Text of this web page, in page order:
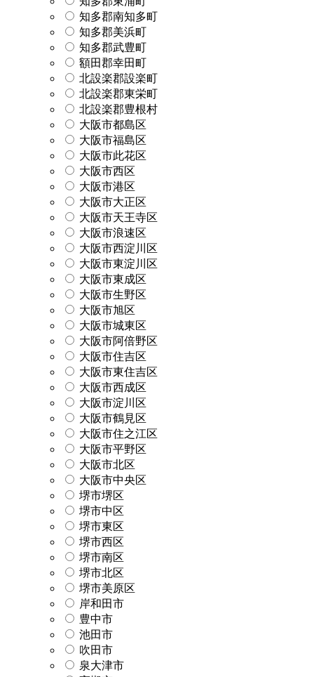
知多郡南知多町
知多郡美浜町
知多郡武豊町
額田郡幸田町
北設楽郡設楽町
北設楽郡東栄町
北設楽郡豊根村
大阪市都島区
大阪市福島区
大阪市此花区
大阪市西区
大阪市港区
大阪市大正区
大阪市天王寺区
大阪市浪速区
大阪市西淀川区
大阪市東淀川区
大阪市東成区
大阪市生野区
大阪市旭区
大阪市城東区
大阪市阿倍野区
大阪市住吉区
大阪市東住吉区
大阪市西成区
大阪市淀川区
大阪市鶴見区
大阪市住之江区
大阪市平野区
大阪市北区
大阪市中央区
堺市堺区
堺市中区
堺市東区
堺市西区
堺市南区
堺市北区
堺市美原区
岸和田市
豊中市
池田市
吹田市
泉大津市